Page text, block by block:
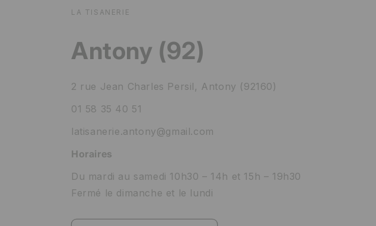
LA TISANERIE
Antony (92)
2 rue Jean Charles Persil, Antony (92160)
01 58 35 40 51
latisanerie.antony@gmail.com
Horaires
Du mardi au samedi 10h30 – 14h et 15h – 19h30
Fermé le dimanche et le lundi